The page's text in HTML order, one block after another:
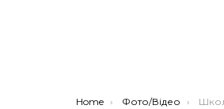
You are here:
Home Фото/Відео